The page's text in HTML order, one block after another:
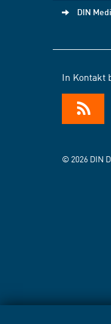
DIN
In Kontakt
© 2026 DIN